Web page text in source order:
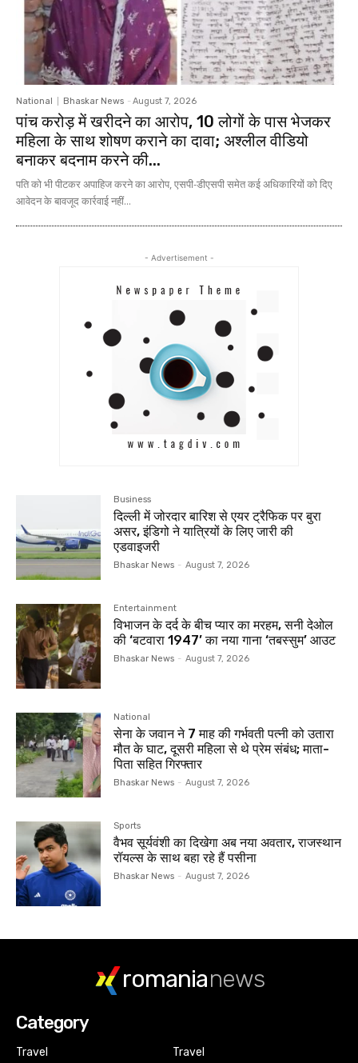
National Bhaskar News - August 7, 2026
पांच करोड़ में खरीदने का आरोप, 10 लोगों के पास भेजकर
महिला के साथ शोषण कराने का दावा; अश्लील वीडियो
बनाकर बदनाम करने की...
पति को भी पीटकर अपाहिज करने का आरोप, एसपी-डीएसपी समेत कई अधिकारियों को दिए
आवेदन के बावजूद कार्रवाई नहीं...
- Advertisement -
Business
दिल्ली में जोरदार बारिश से एयर ट्रैफिक पर बुरा
असर, इंडिगो ने यात्रियों के लिए जारी की
एडवाइजरी
Bhaskar News - August 7, 2026
Entertainment
विभाजन के दर्द के बीच प्यार का मरहम, सनी देओल
की ‘बटवारा 1947’ का नया गाना ‘तबस्सुम’ आउट
Bhaskar News - August 7, 2026
National
सेना के जवान ने 7 माह की गर्भवती पत्नी को उतारा
मौत के घाट, दूसरी महिला से थे प्रेम संबंध; माता-
पिता सहित गिरफ्तार
Bhaskar News - August 7, 2026
Sports
वैभव सूर्यवंशी का दिखेगा अब नया अवतार, राजस्थान
रॉयल्स के साथ बहा रहे हैं पसीना
Bhaskar News - August 7, 2026
romanianews
Category
Travel
Travel